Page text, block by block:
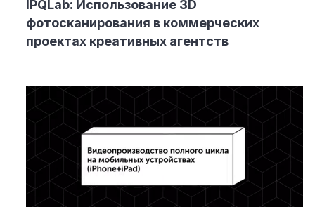
IPQLab: Использование 3D
фотосканирования в коммерческих
проектах креативных агентств